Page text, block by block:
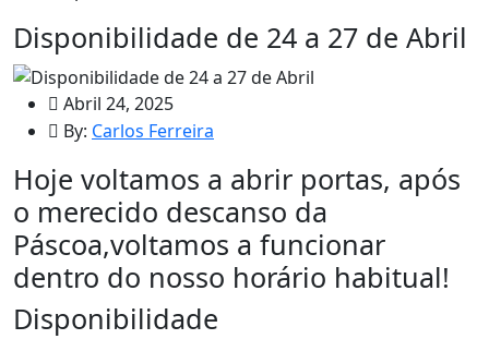
Disponibilidade de 24 a 27 de Abril
Abril 24, 2025
By: Carlos Ferreira
Hoje voltamos a abrir portas, após
o merecido descanso da
Páscoa,voltamos a funcionar
dentro do nosso horário habitual!
Disponibilidade